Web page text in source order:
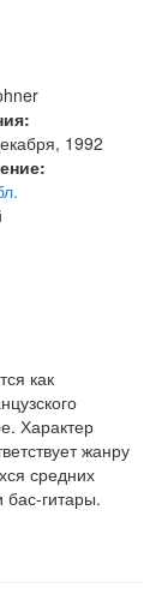
1992
как
Характер
жанру
средних
бас-гитары.